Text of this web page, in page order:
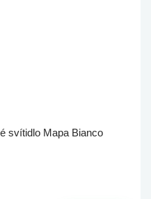
svítidlo Mapa Bianco